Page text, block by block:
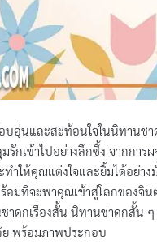
อุ่นและสะท้อนใจในนิทานชา
รักเข้าไปอย่างลึกซึ้ง จากกา
ทำให้คุณแต่งใจและยิ้มได้อย่
อมที่จะพาคุณเข้าสู่โลกของจิ
าดกเรื่องสั้น นิทานชาดกสั้น
พร้อมภาพประกอบ